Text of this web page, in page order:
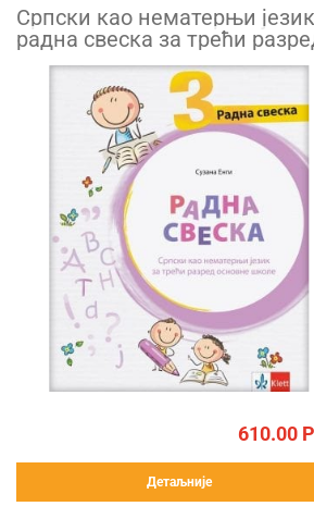
Српски као нематерњи
радна свеска за трећи
610.00
Детаљније